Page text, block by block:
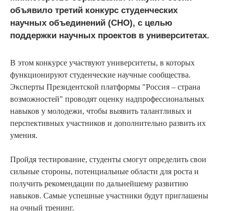
объявило третий конкурс студенческих
научных объединений (СНО), с целью
поддержки научных проектов в университетах.
В этом конкурсе участвуют университеты, в которых
функционируют студенческие научные сообщества.
Эксперты Президентской платформы "Россия – страна
возможностей" проводят оценку надпрофессиональных
навыков у молодежи, чтобы выявить талантливых и
перспективных участников и дополнительно развить их
умения.
Пройдя тестирование, студенты смогут определить свои
сильные стороны, потенциальные области для роста и
получить рекомендации по дальнейшему развитию
навыков. Самые успешные участники будут приглашены
на очный тренинг.